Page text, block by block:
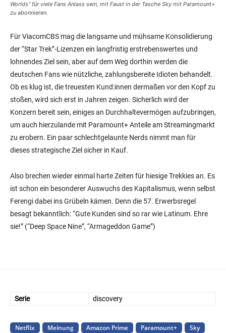
Worlds” für viele Fans Anlass sein, mit Faust in der Tasche Sky mit Paramount+
zu abonnieren.
Für ViacomCBS mag die langsame und mühsame Konsolidierung
der “Star Trek”-Lizenzen ein langfristig erstrebenswertes und
lohnendes Ziel sein, aber auf dem Weg dorthin werden die
deutschen Fans wie nützliche, zahlungsbereite Idioten behandelt.
Ob es klug ist, die treuesten Kund:innen dermaßen vor den Kopf zu
stoßen, wird sich erst in Jahren zeigen. Sicherlich wird der
Konzern bereit sein, einiges an Durchhaltevermögen aufzubringen,
um auch hierzulande mit Paramount+ Anteile am Streamingmarkt
zu erobern. Ein paar schlechtgelaunte Nerds nimmt man für
dieses strategische Ziel sicher in Kauf.
Also brechen wieder einmal harte Zeiten für hiesige Trekkies an. Es
ist schon ein besonderer Auswuchs des Kapitalismus, wenn selbst
Ferengi dabei ins Grübeln kämen. Denn die 57. Erwerbsregel
besagt bekanntlich: “Gute Kunden sind so rar wie Latinum. Ehre
sie!” (“Deep Space Nine”, “Armageddon Game”)
Serie discovery
Netflix Meinung Amazon Prime Paramount+ Sky